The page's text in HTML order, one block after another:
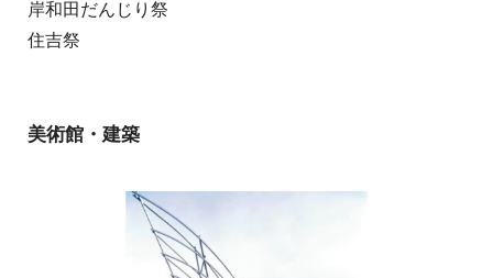
岸和田だんじり祭
住吉祭
美術館・建築